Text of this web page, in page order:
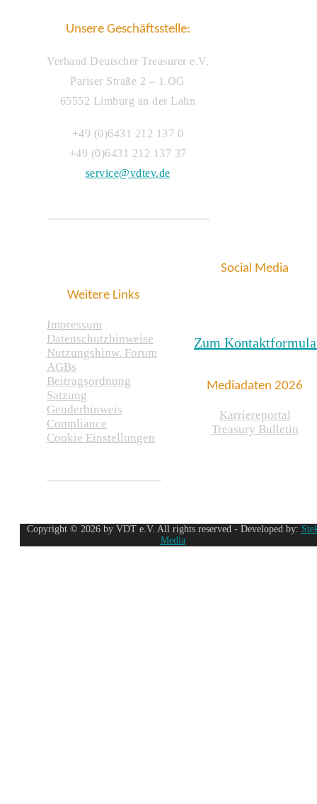
Unsere Geschäftsstelle:
Verband Deutscher Treasurer e.V.
Pariser Straße 2 – 1.OG
65552 Limburg an der Lahn
+49 (0)6431 212 137 0
+49 (0)6431 212 137 37
service@vdtev.de
Weitere Links
Impressum
Datenschutzhinweise
Nutzungshinw. Forum
AGBs
Beitragsordnung
Satzung
Genderhinweis
Compliance
Cookie Einstellungen
Social Media
Zum
Mediadaten 2026
Karriereportal
Treasury Bulletin
Copyright © 2026 by VDT e.V. All rights reserved - Developed by:
Media